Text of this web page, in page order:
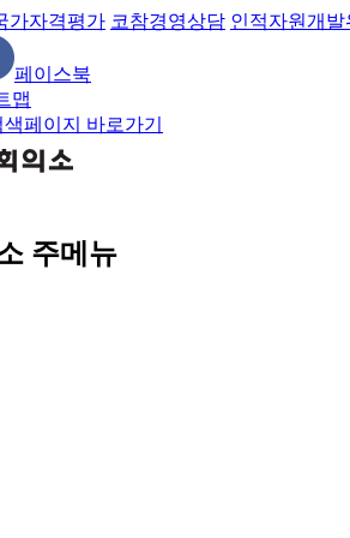
가자격평가 코참경영상담 인적자원개발
페이스북
맵
색페이지 바로가기
주메뉴